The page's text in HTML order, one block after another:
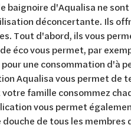
baignoire d'Aqualisa ne sont
déconcertante. Ils
Tout d'abord, ils vous
éco vous permet, par
une consommation d'à
Aqualisa vous permet de
famille consommez
vous permet
de tous les membres